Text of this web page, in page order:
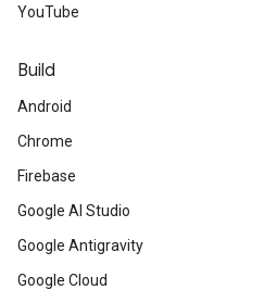
YouTube
Build
Android
Chrome
Firebase
Google AI Studio
Google Antigravity
Google Cloud